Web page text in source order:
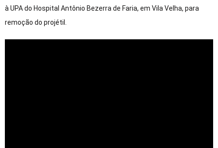
à UPA do Hospital Antônio Bezerra de Faria, em Vila Velha, para
remoção do projétil.